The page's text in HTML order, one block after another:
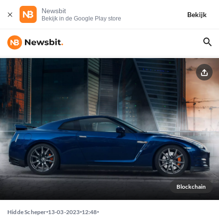
Newsbit
Bekijk in de Google Play store
Bekijk
Blockchain
Hidde Scheper 13-03-2023 12:48